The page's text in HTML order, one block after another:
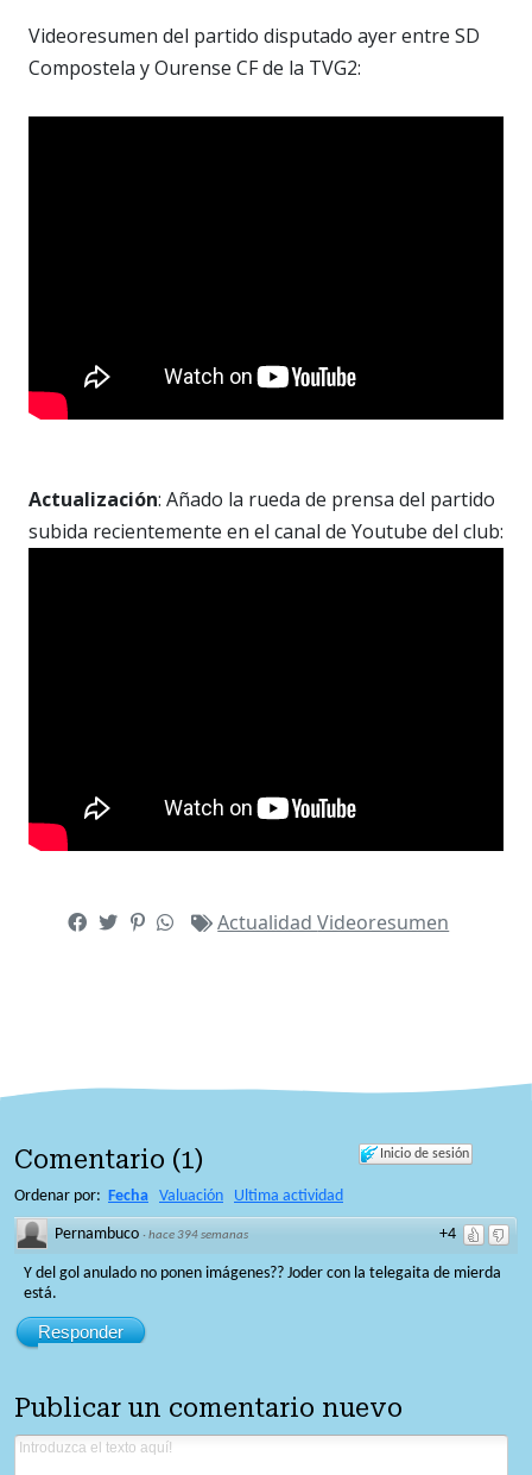
Videoresumen del partido disputado ayer entre SD
Compostela y Ourense CF de la TVG2:
Actualización: Añado la rueda de prensa del partido
subida recientemente en el canal de Youtube del club:
ActualidadVideoresumen
Inicio de sesión
Comentario (1)
Ordenar por: Fecha Valuación Ultima actividad
+4
Pernambuco ·hace 394 semanas
Y del gol anulado no ponen imágenes?? Joder con la telegaita de mierda
está.
Responder
Publicar un comentario nuevo